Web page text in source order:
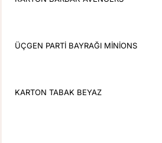
ÜÇGEN PARTİ BAYRAĞI MİNİONS
KARTON TABAK BEYAZ